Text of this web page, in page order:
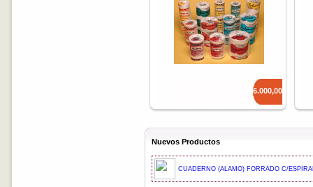
6.000,00
Nuevos Productos
CUADERNO (ALAMO) FORRADO C/